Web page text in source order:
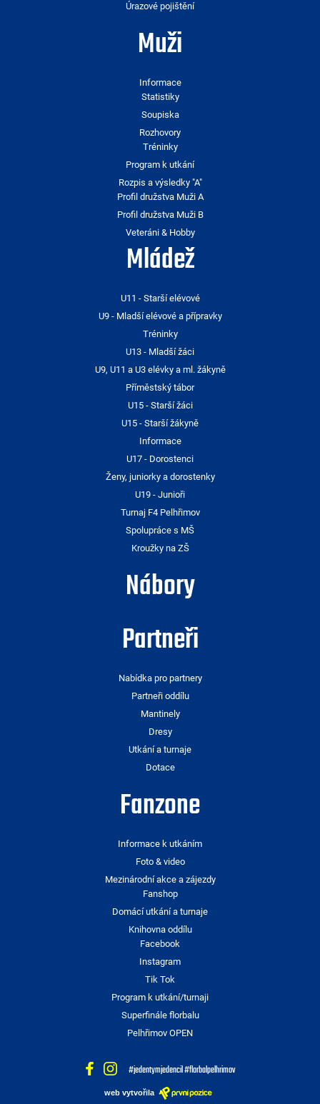
Úrazové pojištění
Muži
Informace
Statistiky
Soupiska
Rozhovory
Tréninky
Program k utkání
Rozpis a výsledky "A"
Profil družstva Muži A
Profil družstva Muži B
Veteráni & Hobby
Mládež
U11 - Starší elévové
U9 - Mladší elévové a přípravky
Tréninky
U13 - Mladší žáci
U9, U11 a U3 elévky a ml. žákyně
Příměstský tábor
U15 - Starší žáci
U15 - Starší žákyně
Informace
U17 - Dorostenci
Ženy, juniorky a dorostenky
U19 - Junioři
Turnaj F4 Pelhřimov
Spolupráce s MŠ
Kroužky na ZŠ
Nábory
Partneři
Nabídka pro partnery
Partneři oddílu
Mantinely
Dresy
Utkání a turnaje
Dotace
Fanzone
Informace k utkáním
Foto & video
Mezinárodní akce a zájezdy
Fanshop
Domácí utkání a turnaje
Knihovna oddílu
Facebook
Instagram
Tik Tok
Program k utkání/turnaji
Superfinále florbalu
Pelhřimov OPEN
#jedentymjedencil #florbalpelhrimov
web vytvořila